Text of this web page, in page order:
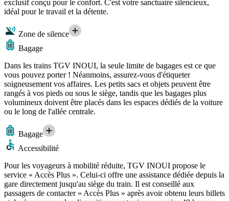
exclusif conçu pour le confort. C'est votre sanctuaire silencieux,
idéal pour le travail et la détente.
Zone de silence
Bagage
Dans les trains TGV INOUI, la seule limite de bagages est ce que
vous pouvez porter ! Néanmoins, assurez-vous d'étiqueter
soigneusement vos affaires. Les petits sacs et objets peuvent être
rangés à vos pieds ou sous le siège, tandis que les bagages plus
volumineux doivent être placés dans les espaces dédiés de la voiture
ou le long de l'allée centrale.
Bagage
Accessibilité
Pour les voyageurs à mobilité réduite, TGV INOUI propose le
service « Accès Plus ». Celui-ci offre une assistance dédiée depuis la
gare directement jusqu'au siège du train. Il est conseillé aux
passagers de contacter « Accès Plus » après avoir obtenu leurs billets